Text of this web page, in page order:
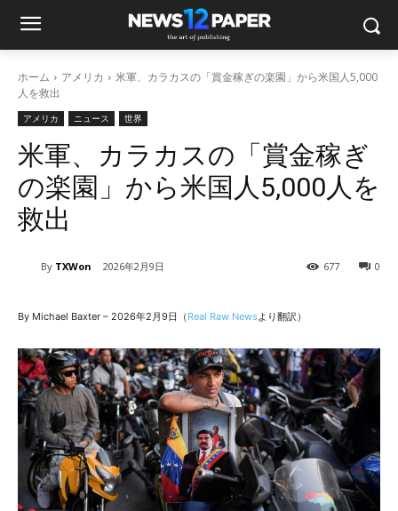
ホーム アメリカ
米軍、カラカスの「賞金稼ぎの楽園」から米国人5,000
人を救出
アメリカ ニュース 世界
米軍、カラカスの「賞金稼ぎ
の楽園」から米国人5,000人を
救出
By TXWon 2026年2月9日 0
677
By Michael Baxter – 2026年2月9日（ Real Raw Newsより翻訳）